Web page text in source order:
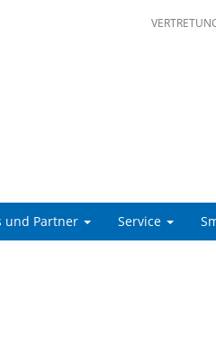
und Partner Service